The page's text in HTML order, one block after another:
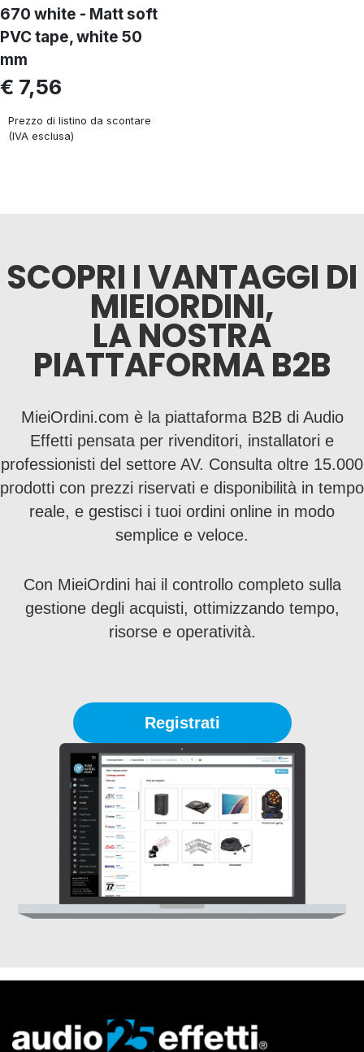
670 white - Matt soft
PVC tape, white 50
mm
€ 7,56
Prezzo di listino da scontare
(IVA esclusa)
SCOPRI I VANTAGGI DI
MIEIORDINI,
LA NOSTRA
PIATTAFORMA B2B
MieiOrdini.com è la piattaforma B2B di Audio
Effetti pensata per rivenditori, installatori e
professionisti del settore AV. Consulta oltre 15.000
prodotti con prezzi riservati e disponibilità in tempo
reale, e gestisci i tuoi ordini online in modo
semplice e veloce.
Con MieiOrdini hai il controllo completo sulla
gestione degli acquisti, ottimizzando tempo,
risorse e operatività.
Registrati